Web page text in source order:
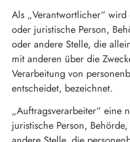
Als „Verantwortlicher“
oder juristische Person,
oder andere Stelle, die
mit anderen über die
Verarbeitung von
entscheidet, bezeichnet.
„Auftragsverarbeiter“ eine
juristische Person,